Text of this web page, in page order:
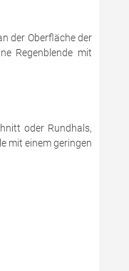
der Oberfläche der
Regenblende mit
oder Rundhals,
mit einem geringen